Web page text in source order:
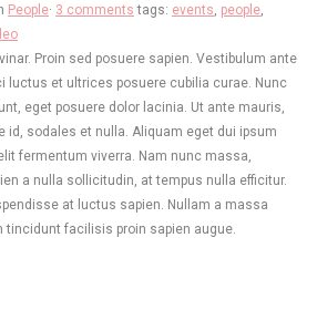
People· 3 comments tags: events people
Proin sed posuere sapien. Vestibulum ante
luctus et ultrices posuere cubilia curae. Nunc
eget posuere dolor lacinia. Ut ante mauris,
id, sodales et nulla. Aliquam eget dui ipsum
fermentum viverra. Nam nunc massa,
a nulla sollicitudin, at tempus nulla efficitur.
at luctus sapien. Nullam a massa
tincidunt facilisis proin sapien augue.